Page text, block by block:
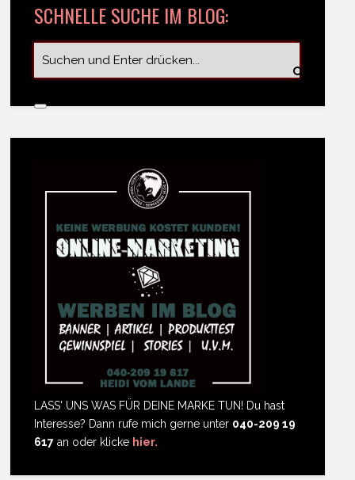
SCHNELLE SUCHE IM BLOG:
LASS' UNS WAS FÜR DEINE MARKE TUN! Du hast
Interesse? Dann rufe mich gerne unter 040-209 19
617 an oder klicke hier.